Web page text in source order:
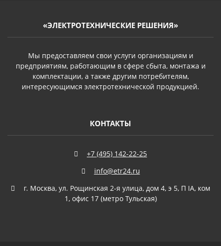
«ЭЛЕКТРОТЕХНИЧЕСКИЕ РЕШЕНИЯ»
Мы предоставляем свои услуги организациям и
предприятиям, работающим в сфере сбыта, монтажа и
комплектации, а также другим потребителям,
интересующимся электротехнической продукцией.
КОНТАКТЫ
+7 (495) 142-22-25
info@etr24.ru
г. Москва, ул. Рощинская 2-я улица, дом 4, э 5, П IА, ком
1, офис 17 (метро Тульская)